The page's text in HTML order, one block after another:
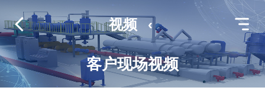
客户现场视频
视频 ‹